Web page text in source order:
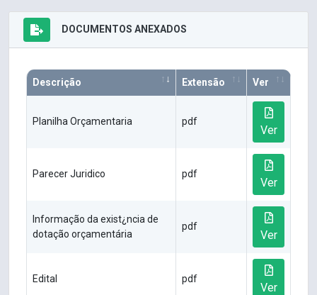
DOCUMENTOS ANEXADOS
Descrição Extensão Ver
Planilha Orçamentaria pdf
Ver
Parecer Juridico pdf
Ver
Informação da exist¿ncia de
dotação orçamentária
pdf
Ver
Edital pdf
Ver